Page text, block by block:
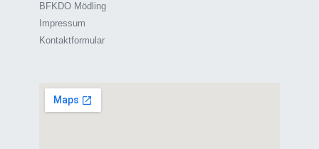
BFKDO Mödling
Impressum
Kontaktformular